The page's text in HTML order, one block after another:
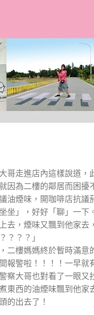
哥走進店內這樣說道
因為二樓的鄰居而困擾
煙味，開咖啡店抗
」，好好「聊」一下
，煙味又飄到他家
？？？」
樓媽媽終於暫時滿
警啦！！！！一早
察大哥也對看了一眼
西的油煙味飄到他家
的出去了！